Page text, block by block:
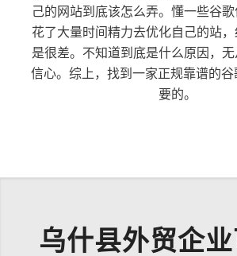
己的网站到底该怎么弄。懂一些谷歌
花了大量时间精力去优化自己的站
是很差。不知道到底是什么原因，
信心。综上，找到一家正规靠谱的
要的。
乌什县外贸企